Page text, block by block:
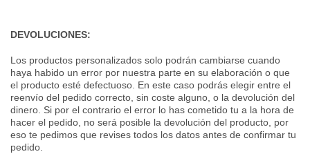
DEVOLUCIONES:
Los productos personalizados solo podrán cambiarse cuando
haya habido un error por nuestra parte en su elaboración o que
el producto esté defectuoso. En este caso podrás elegir entre el
reenvío del pedido correcto, sin coste alguno, o la devolución del
dinero. Si por el contrario el error lo has cometido tu a la hora de
hacer el pedido, no será posible la devolución del producto, por
eso te pedimos que revises todos los datos antes de confirmar tu
pedido.